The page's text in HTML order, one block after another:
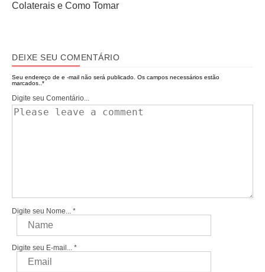
Colaterais e Como Tomar
DEIXE SEU COMENTÁRIO
Seu endereço de e -mail não será publicado. Os campos necessários estão
marcados.. *
Digite seu Comentário...
Digite seu Nome... *
Digite seu E-mail... *